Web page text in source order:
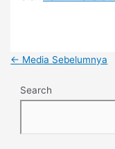
← Media Sebelumnya
Search